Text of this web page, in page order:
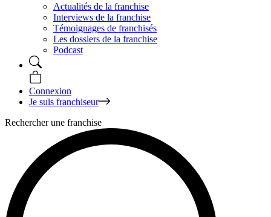
Actualités de la franchise
Interviews de la franchise
Témoignages de franchisés
Les dossiers de la franchise
Podcast
Connexion
Je suis franchiseur
Rechercher une franchise